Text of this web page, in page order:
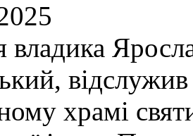
владика
храмі